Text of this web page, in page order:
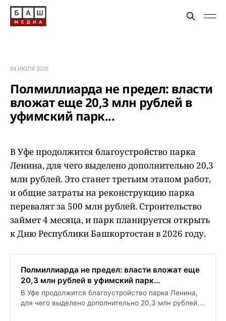
04 ИЮЛЯ 2026
Полмиллиарда не предел: власти
вложат еще 20,3 млн рублей в
уфимский парк...
В Уфе продолжится благоустройство парка
Ленина, для чего выделено дополнительно 20,3
млн рублей. Это станет третьим этапом работ,
и общие затраты на реконструкцию парка
перевалят за 500 млн рублей. Строительство
займет 4 месяца, и парк планируется открыть
к Дню Республики Башкортостан в 2026 году.
Полмиллиарда не предел: власти вложат еще
20,3 млн рублей в уфимский парк...
В Уфе продолжится благоустройство парка Ленина,
для чего выделено дополнительно 20,3 млн рублей.